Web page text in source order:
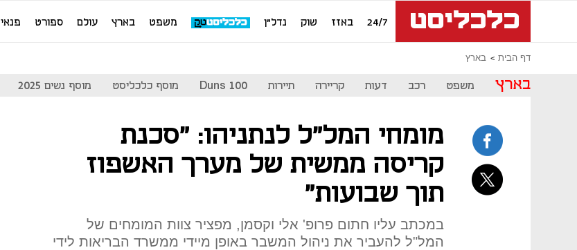
24/7 באזז שוק נדל"ן משפט בארץ עולם ספורט פנאי
דף הבית בארץ
בארץ משפט רכב דעות קריירה תיירות Duns 100 מוסף כלכליסט מוסף נשים 2025
מומחי המל"ל לנתניהו: "סכנת
קריסה ממשית של מערך האשפוז
תוך שבועות"
במכתב עליו חתום פרופ' אלי וקסמן, מפציר צוות המומחים של
המל"ל להעביר את ניהול המשבר באופן מיידי ממשרד הבריאות לידי